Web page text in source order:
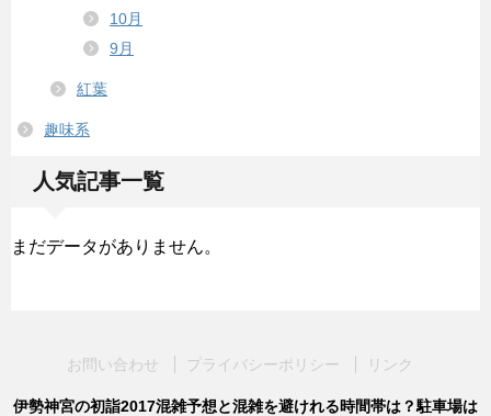
10月
9月
紅葉
趣味系
人気記事一覧
まだデータがありません。
お問い合わせ プライバシーポリシー リンク
伊勢神宮の初詣2017混雑予想と混雑を避けれる時間帯は？駐車場は